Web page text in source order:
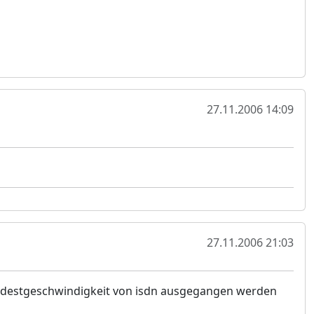
27.11.2006 14:09
27.11.2006 21:03
von isdn ausgegangen werden